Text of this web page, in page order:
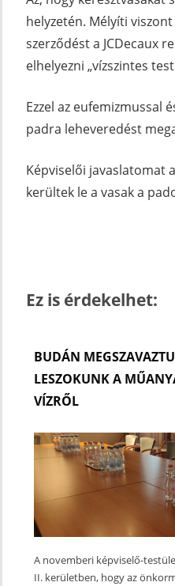
helyzetén. Mélyíti
szerződést a JCDecaux
elhelyezni „vízszintes
Ezzel az eufemizmussal
padra leheveredést
Képviselői javaslatomat
kerültek le a vasak a
Ez is érdekelhet:
BUDÁN
LESZOKUNK A
VÍZRŐL
A novemberi képviselő-
II. kerületben, hogy az